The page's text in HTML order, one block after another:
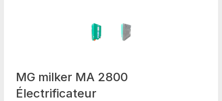
MG milker MA 2800
Électrificateur